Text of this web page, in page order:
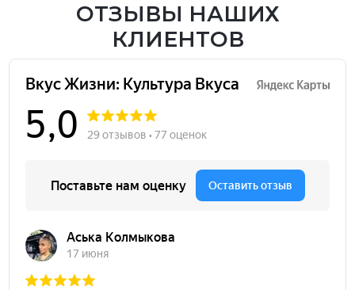
ОТЗЫВЫ НАШИХ
КЛИЕНТОВ